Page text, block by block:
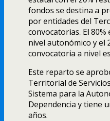
fondos se destina a
por entidades del
convocatorias. El
nivel autonómico y el
convocatoria a nivel
Este reparto se
Territorial de
Sistema para la
Dependencia y tiene
años.